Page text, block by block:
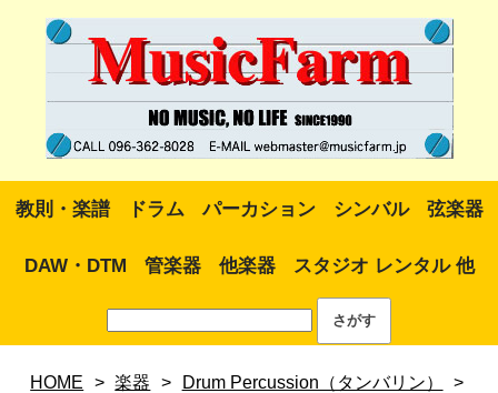
教則・楽譜 ドラム パーカション シンバル 弦楽器
DAW・DTM 管楽器 他楽器 スタジオ レンタル 他
HOME > 楽器 > Drum Percussion（タンバリン） >